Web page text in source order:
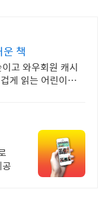
책
고 와우회원 캐시
게 읽는 어린이도